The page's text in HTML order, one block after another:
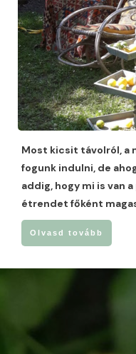
Most kicsit távolról,
fogunk indulni, de
addig, hogy mi is van
étrendet főként
Olvasd tovább